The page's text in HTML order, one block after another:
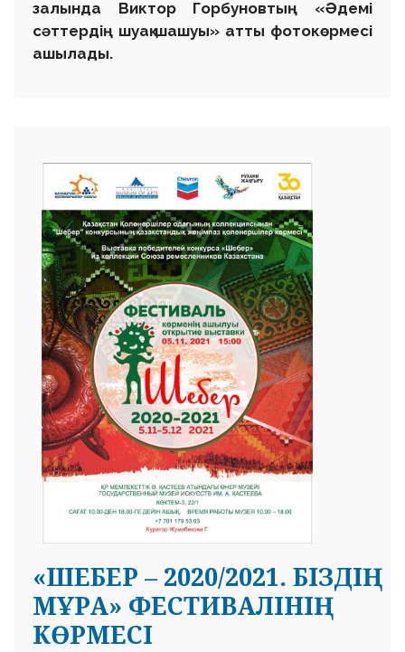
залында Виктор Горбуновтың «Әдемі
сәттердің шуақ шашуы» атты фотокөрмесі
ашылады.
«ШЕБЕР – 2020/2021. БІЗДІҢ
МҰРА» ФЕСТИВАЛІНІҢ
КӨРМЕСІ